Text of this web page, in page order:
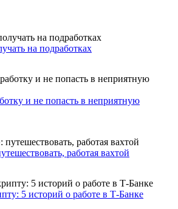
на подработках
и не попасть в неприятную
работая вахтой
5 историй о работе в Т-Банке